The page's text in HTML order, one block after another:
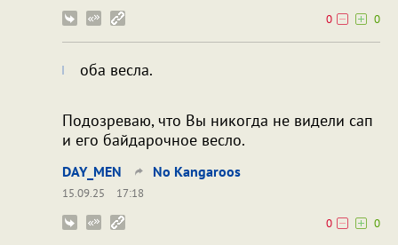
0
0
оба весла.
Подозреваю, что Вы никогда не видели сап
и его байдарочное весло.
DAY_MEN No Kangaroos
15.09.25
17:18
0
0